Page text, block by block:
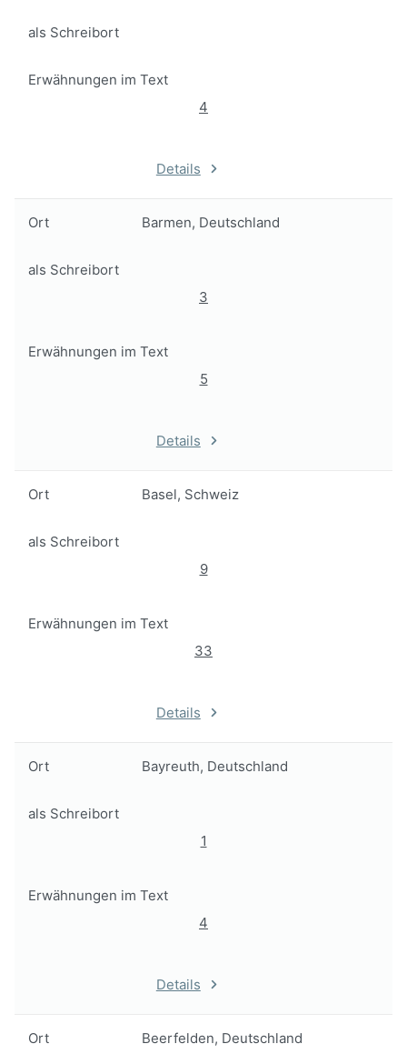
als Schreibort
Erwähnungen im Text
4
Details
Ort Barmen, Deutschland
als Schreibort
3
Erwähnungen im Text
5
Details
Ort Basel, Schweiz
als Schreibort
9
Erwähnungen im Text
33
Details
Ort Bayreuth, Deutschland
als Schreibort
1
Erwähnungen im Text
4
Details
Ort Beerfelden, Deutschland